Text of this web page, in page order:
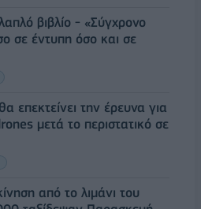
βιβλίο - «Σύγχρονο
σε έντυπη όσο και σε
επεκτείνει την έρευνα για
μετά το περιστατικό σε
από το λιμάνι του